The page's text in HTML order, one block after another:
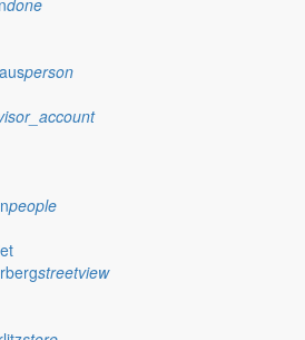
done
person
people
streetview